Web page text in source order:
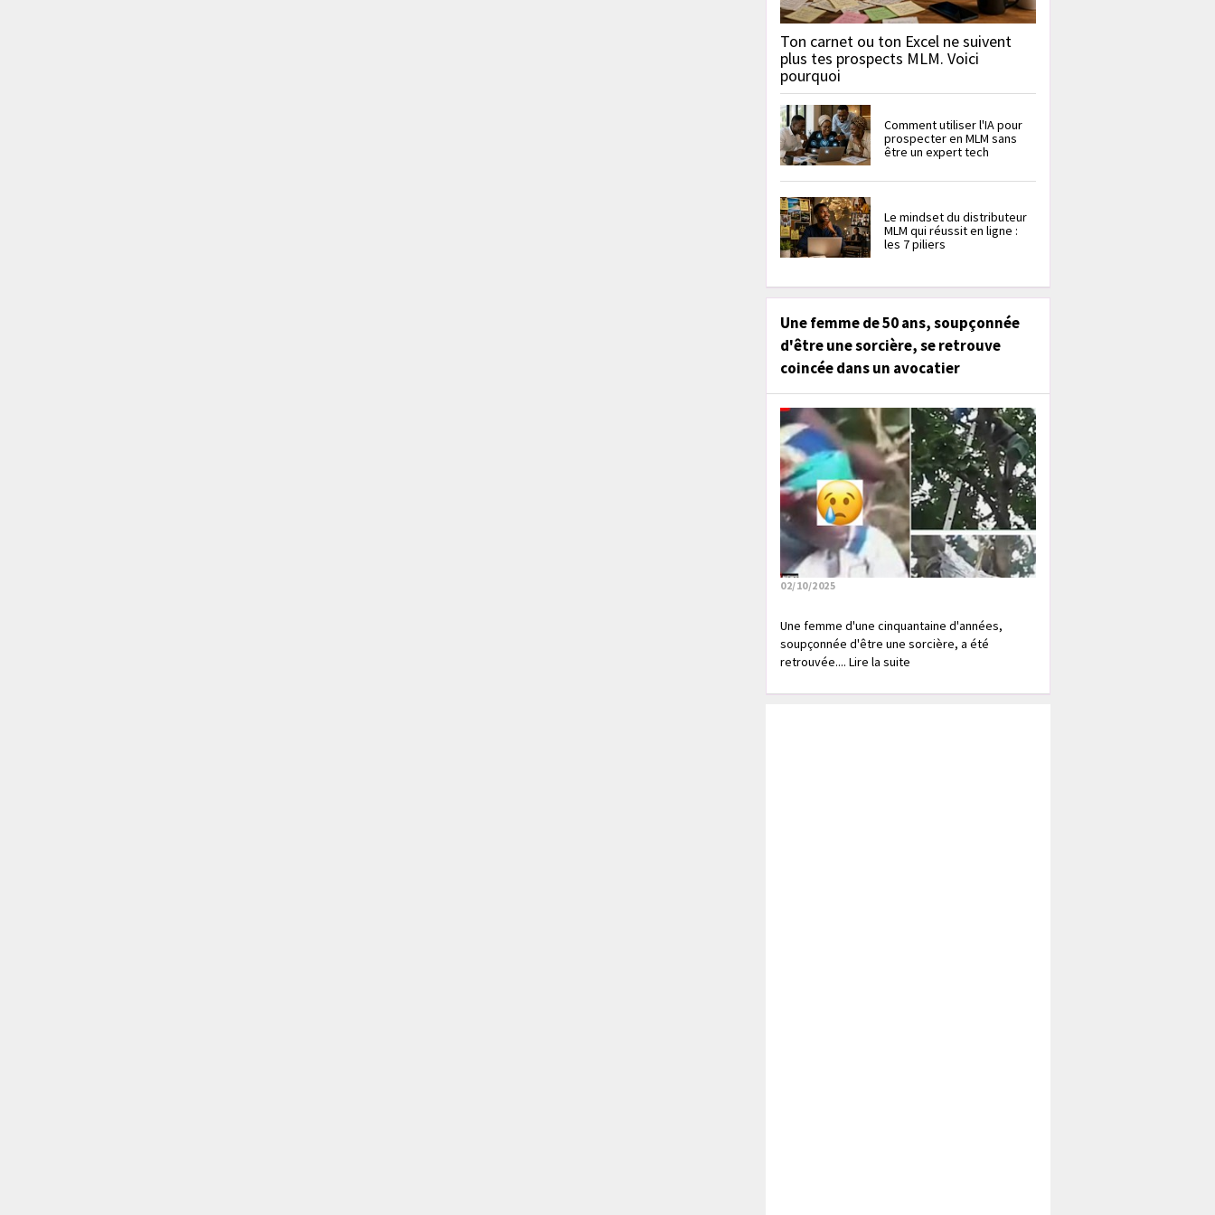
Ton carnet ou ton Excel ne suivent
plus tes prospects MLM. Voici
pourquoi
Comment utiliser l'IA pour
prospecter en MLM sans
être un expert tech
Le mindset du distributeur
MLM qui réussit en ligne :
les 7 piliers
Une femme de 50 ans, soupçonnée
d'être une sorcière, se retrouve
coincée dans un avocatier
02/10/2025
Une femme d'une cinquantaine d'années,
soupçonnée d'être une sorcière, a été
retrouvée.... Lire la suite